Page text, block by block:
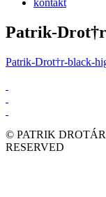
kontakt
Patrik-
Patrik-Drot†r-black-
© PATRIK
RESERVED